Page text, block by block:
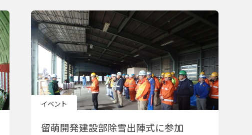
イベント
留萌開発建設部除雪出陣式に参加